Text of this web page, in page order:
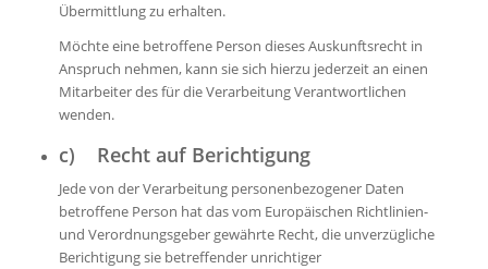
Übermittlung zu erhalten.
Möchte eine betroffene Person dieses Auskunftsrecht in
Anspruch nehmen, kann sie sich hierzu jederzeit an einen
Mitarbeiter des für die Verarbeitung Verantwortlichen
wenden.
c) Recht auf Berichtigung
Jede von der Verarbeitung personenbezogener Daten
betroffene Person hat das vom Europäischen Richtlinien-
und Verordnungsgeber gewährte Recht, die unverzügliche
Berichtigung sie betreffender unrichtiger